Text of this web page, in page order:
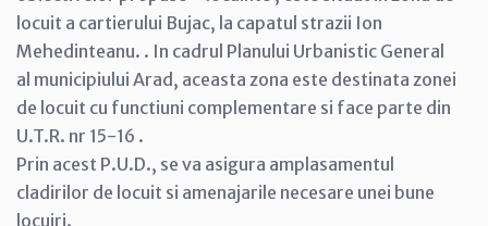
locuit a cartierului Bujac, la capatul strazii Ion
Mehedinteanu. . In cadrul Planului Urbanistic General
al municipiului Arad, aceasta zona este destinata zonei
de locuit cu functiuni complementare si face parte din
U.T.R. nr 15-16 .
Prin acest P.U.D., se va asigura amplasamentul
cladirilor de locuit si amenajarile necesare unei bune
locuiri.